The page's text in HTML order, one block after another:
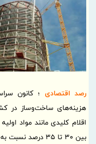
رصد اقتصادی ؛ کانون
هزینه‌های ساخت‌وساز در
بین 30 تا 35 درصد نسبت به سال گذشته رشد داشته است.